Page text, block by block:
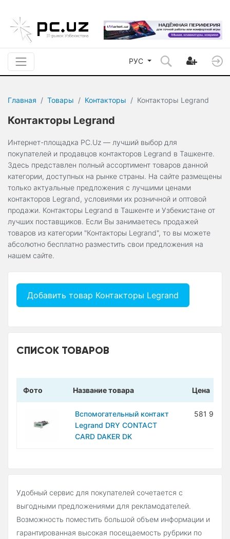
РУС
Главная Товары Контакторы Контакторы Legrand
Контакторы Legrand
Интернет-площадка PC.Uz — лучший выбор для
покупателей и продавцов контакторов Legrand в Ташкенте.
Здесь представлен полный ассортимент товаров данной
категории, доступных на рынке страны. На сайте размещены
только актуальные предложения с лучшими ценами
контакторов Legrand, условиями их розничной и оптовой
продажи. Контакторы Legrand в Ташкенте и Узбекистане от
лучших поставщиков. Если Вы занимаетесь продажей
товаров из категории "Контакторы Legrand", то вы можете
абсолютно бесплатно разместить свои предложения на
нашем сайте.
Добавить товар Контакторы Legrand
СПИСОК ТОВАРОВ
Фото Название товара Цена
Вспомогательный контакт
Legrand DRY CONTACT
CARD DAKER DK
581 900
Удобный сервис для покупателей сочетается с
выгодными предложениями для рекламодателей.
Возможность поместить большой объем информации и
гарантированная высокая посещаемость рубрики по